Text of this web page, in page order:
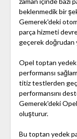
beklenmedik bir
Gemerek'deki
parça hizmeti
geçerek doğrudan
Opel toptan yedek
performansı
titiz testlerden
performansını
Gemerek'deki
oluşturur.
Bu toptan yedek